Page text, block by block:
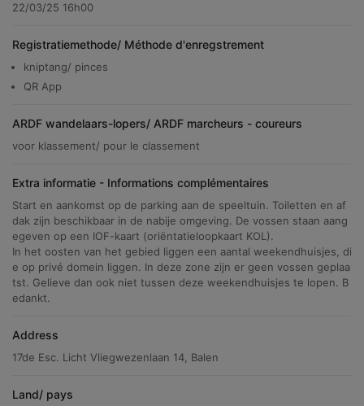
22/03/25 16h00
Registratiemethode/ Méthode d'enregstrement
kniptang/ pinces
QR App
ARDF wandelaars-lopers/ ARDF marcheurs - coureurs
voor klassement/ pour le classement
Extra informatie - Informations complémentaires
Start en aankomst op de parking aan de speeltuin. Toiletten en af
dak zijn beschikbaar in de nabije omgeving. De vossen staan aang
egeven op een IOF-kaart (oriëntatieloopkaart KOL).
In het oosten van het gebied liggen een aantal weekendhuisjes, di
e op privé domein liggen. In deze zone zijn er geen vossen geplaa
tst. Gelieve dan ook niet tussen deze weekendhuisjes te lopen. B
edankt.
Address
17de Esc. Licht Vliegwezenlaan 14, Balen
Land/ pays